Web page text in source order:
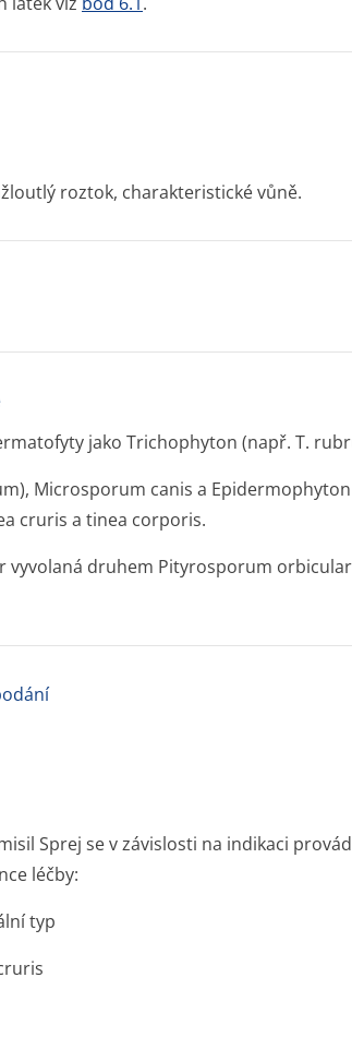
roztok, charakteristic­ké vůně.
jako Trichophyton (např. T.
Microsporum canis a
cruris a tinea corporis.
vyvolaná druhem Pityrosporum
Sprej se v závislosti na indikaci
léčby:
typ